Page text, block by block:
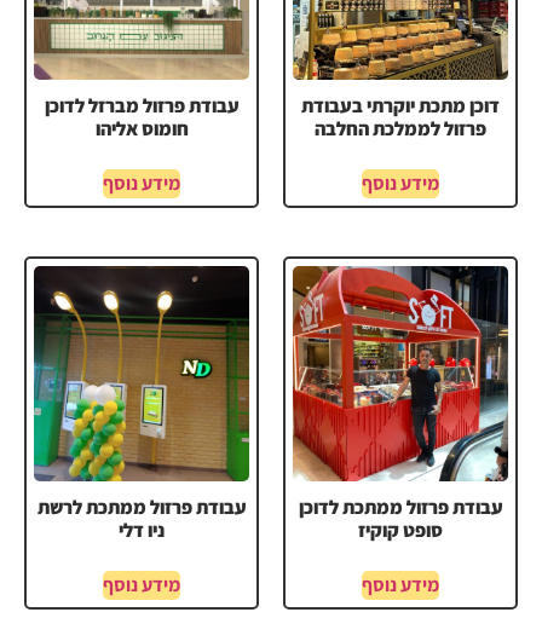
דוכן מתכת יוקרתי בעבודת
פרזול לממלכת החלבה
מידע נוסף
עבודת פרזול מברזל לדוכן
חומוס אליהו
מידע נוסף
עבודת פרזול ממתכת לדוכן
סופט קוקיז
מידע נוסף
עבודת פרזול ממתכת לרשת
ניו דלי
מידע נוסף